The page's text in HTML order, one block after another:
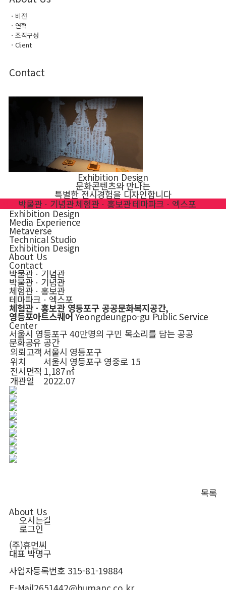
ㆍ비전
ㆍ연혁
ㆍ조직구성
ㆍClient
Contact
Exhibition Design
문화콘텐츠와 만나는
특별한 전시경험을 디자인합니다
박물관ㆍ기념관체험관ㆍ홍보관테마파크ㆍ엑스포
Exhibition Design
Media Experience
Metaverse
Technical Studio
Exhibition Design
About Us
Contact
박물관ㆍ기념관
박물관ㆍ기념관
체험관ㆍ홍보관
테마파크ㆍ엑스포
체험관ㆍ홍보관 영등포구 공공문화복지공간,
영등포아트스퀘어Yeongdeungpo-gu Public Service
Center
서울시 영등포구 40만명의 구민 목소리를 담는 공공
문화공유 공간
의뢰고객 서울시 영등포구
위치 서울시 영등포구 영중로 15
전시면적 1,187㎡
개관일 2022.07
목록
About Us
오시는길
로그인
(주)휴먼씨
대표박명구
사업자등록번호315-81-19884